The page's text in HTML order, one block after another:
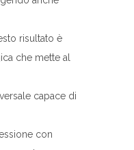
risultato è
che mette al
capace di
con